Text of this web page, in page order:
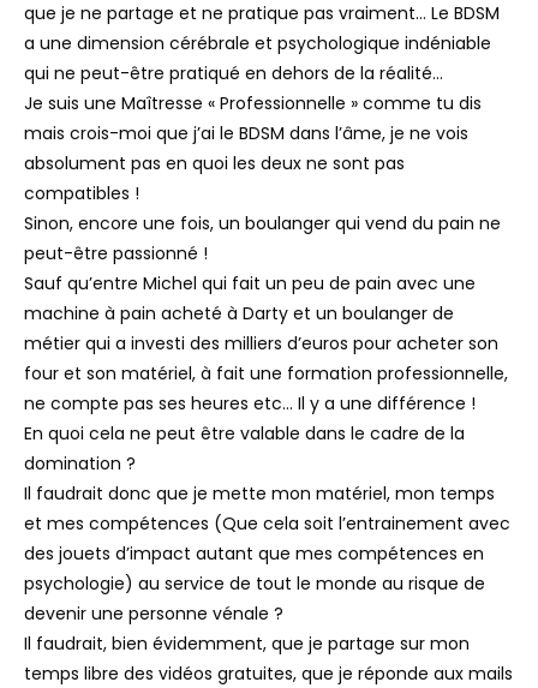
que je ne partage et ne pratique pas vraiment… Le BDSM
a une dimension cérébrale et psychologique indéniable
qui ne peut-être pratiqué en dehors de la réalité…
Je suis une Maîtresse « Professionnelle » comme tu dis
mais crois-moi que j’ai le BDSM dans l’âme, je ne vois
absolument pas en quoi les deux ne sont pas
compatibles !
Sinon, encore une fois, un boulanger qui vend du pain ne
peut-être passionné !
Sauf qu’entre Michel qui fait un peu de pain avec une
machine à pain acheté à Darty et un boulanger de
métier qui a investi des milliers d’euros pour acheter son
four et son matériel, à fait une formation professionnelle,
ne compte pas ses heures etc… Il y a une différence !
En quoi cela ne peut être valable dans le cadre de la
domination ?
Il faudrait donc que je mette mon matériel, mon temps
et mes compétences (Que cela soit l’entrainement avec
des jouets d’impact autant que mes compétences en
psychologie) au service de tout le monde au risque de
devenir une personne vénale ?
Il faudrait, bien évidemment, que je partage sur mon
temps libre des vidéos gratuites, que je réponde aux mails